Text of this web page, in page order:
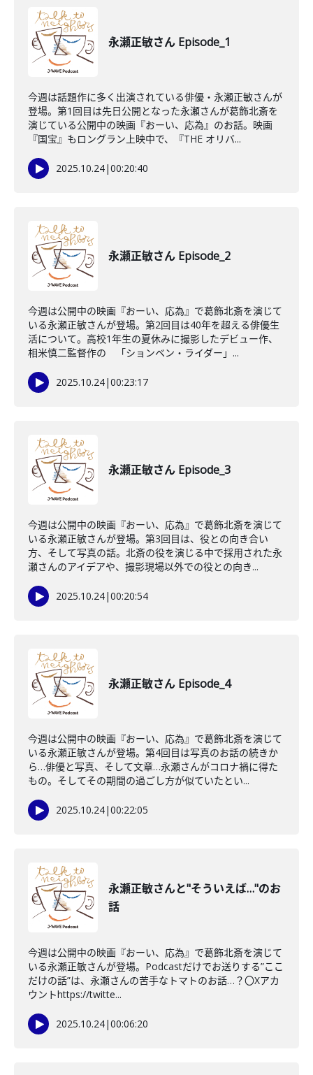
永瀬正敏さん Episode_1
今週は話題作に多く出演されている俳優・永瀬正敏さんが
登場。第1回目は先日公開となった永瀬さんが葛飾北斎を
演じている公開中の映画『おーい、応為』のお話。映画
『国宝』もロングラン上映中で、『THE オリバ...
2025.10.24|00:20:40
永瀬正敏さん Episode_2
今週は公開中の映画『おーい、応為』で葛飾北斎を演じて
いる永瀬正敏さんが登場。第2回目は40年を超える俳優生
活について。高校1年生の夏休みに撮影したデビュー作、
相米慎二監督作の 「ションベン・ライダー」...
2025.10.24|00:23:17
永瀬正敏さん Episode_3
今週は公開中の映画『おーい、応為』で葛飾北斎を演じて
いる永瀬正敏さんが登場。第3回目は、役との向き合い
方、そして写真の話。北斎の役を演じる中で採用された永
瀬さんのアイデアや、撮影現場以外での役との向き...
2025.10.24|00:20:54
永瀬正敏さん Episode_4
今週は公開中の映画『おーい、応為』で葛飾北斎を演じて
いる永瀬正敏さんが登場。第4回目は写真のお話の続きか
ら…俳優と写真、そして文章…永瀬さんがコロナ禍に得た
もの。そしてその期間の過ごし方が似ていたとい...
2025.10.24|00:22:05
永瀬正敏さんと"そういえば…"のお
話
今週は公開中の映画『おーい、応為』で葛飾北斎を演じて
いる永瀬正敏さんが登場。Podcastだけでお送りする”ここ
だけの話”は、永瀬さんの苦手なトマトのお話…？〇Xアカ
ウントhttps://twitte...
2025.10.24|00:06:20